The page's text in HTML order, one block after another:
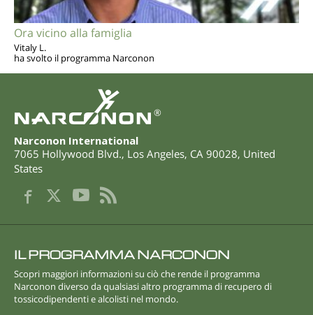
Ora vicino alla famiglia
Vitaly L.
ha svolto il programma Narconon
®
Narconon International
7065 Hollywood Blvd., Los Angeles, CA 90028, United
States
IL PROGRAMMA NARCONON
Scopri maggiori informazioni su ciò che rende il programma
Narconon diverso da qualsiasi altro programma di recupero di
tossicodipendenti e alcolisti nel mondo.